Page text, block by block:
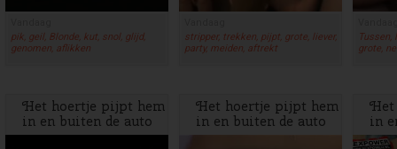
pik, geil, Blonde, kut, snol, glijd,
genomen, aflikken
stripper, trekken, pijpt, grote, liever,
party, meiden, aftrekt
Tussen,
grote,
Het hoertje pijpt hem
in en buiten de auto
en laat zich neuken
Het hoertje pijpt hem
in en buiten de auto
en laat zich neuken
Het
in
en